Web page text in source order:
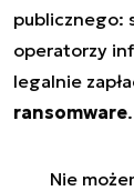
publicznego:
operatorzy
legalnie
ransomware.
Nie